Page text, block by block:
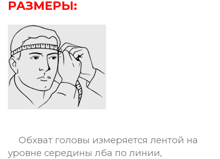
РАЗМЕРЫ:
Обхват головы измеряется лентой на
уровне середины лба по линии,